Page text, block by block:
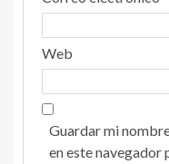
Web
Guardar mi
en este navegador